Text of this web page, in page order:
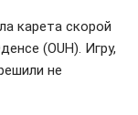
карета скорой
(OUH). Игру,
не